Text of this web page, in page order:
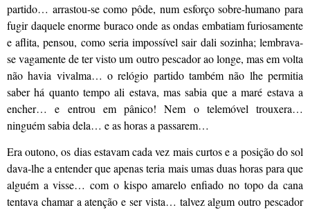
partido… arrastou-se como pôde, num esforço sobre-humano para
fugir daquele enorme buraco onde as ondas embatiam furiosamente
e aflita, pensou, como seria impossível sair dali sozinha; lembrava-
se vagamente de ter visto um outro pescador ao longe, mas em volta
não havia vivalma… o relógio partido também não lhe permitia
saber há quanto tempo ali estava, mas sabia que a maré estava a
encher… e entrou em pânico! Nem o telemóvel trouxera…
ninguém sabia dela… e as horas a passarem…
Era outono, os dias estavam cada vez mais curtos e a posição do sol
dava-lhe a entender que apenas teria mais umas duas horas para que
alguém a visse… com o kispo amarelo enfiado no topo da cana
tentava chamar a atenção e ser vista… talvez algum outro pescador